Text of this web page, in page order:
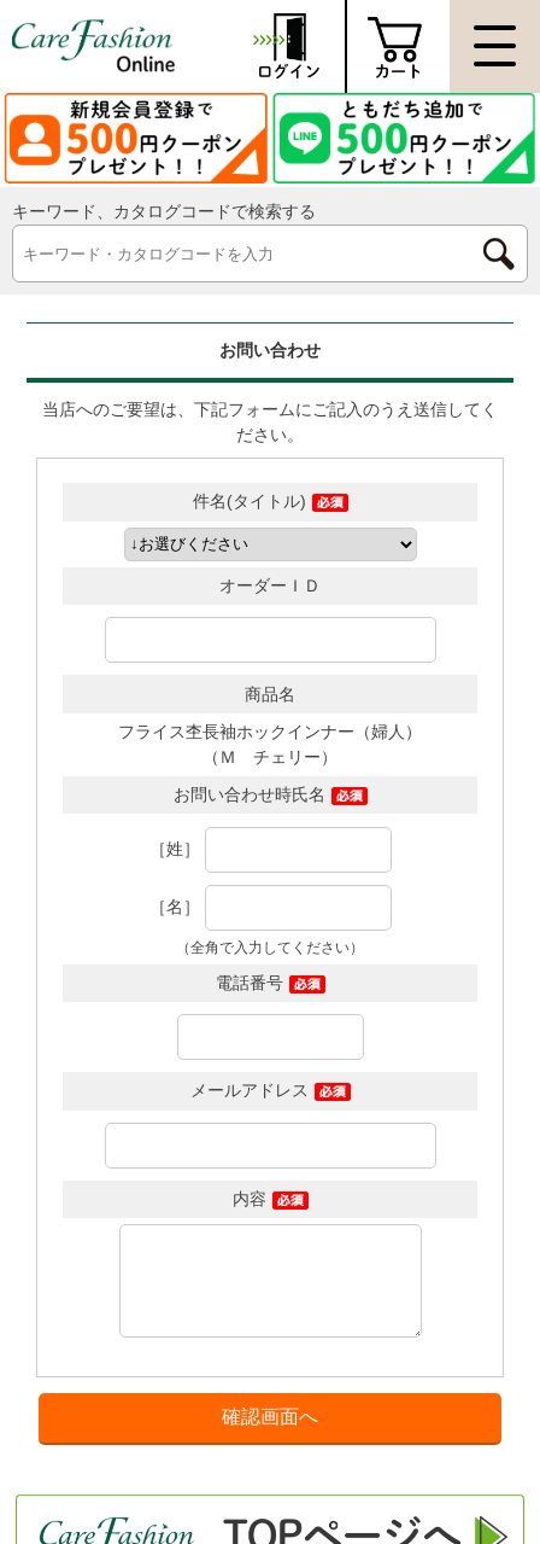
キーワード、カタログコードで検索する
お問い合わせ
当店へのご要望は、下記フォームにご記入のうえ送信してく
ださい。
件名(タイトル)
オーダーＩＤ
商品名
フライス杢長袖ホックインナー（婦人）
（Ｍ チェリー）
お問い合わせ時氏名
［姓］
［名］
（全角で入力してください）
電話番号
メールアドレス
内容